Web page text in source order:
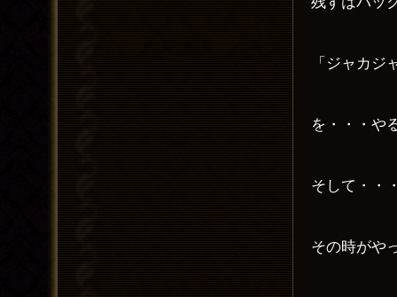
「ジャカ
を・・・や
そして・・
その時がや